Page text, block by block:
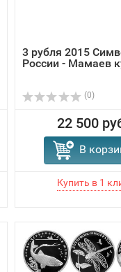
3 рубля 2015
России - Мамаев
(0)
22 500
В